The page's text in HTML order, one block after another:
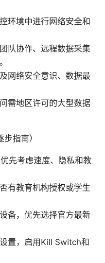
环境中进行网络安全和
队协作、远程数据采集
网络安全意识、数据最
需地区许可的大型数据
指南）
先考虑速度、隐私和教
有教育机构授权或学生
备，优先选择官方最新
置，启用Kill Switch和